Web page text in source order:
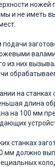
ножей
и не иметь
подачи
из них
на станках
длина
на 100 мм
станках
мм должно